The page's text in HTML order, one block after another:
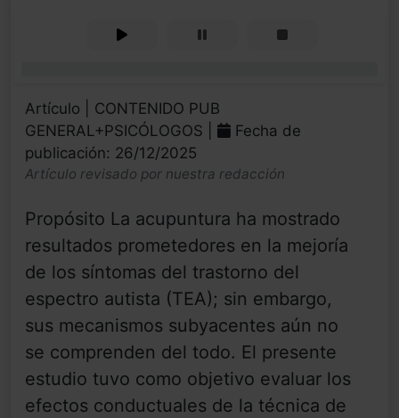
Artículo | CONTENIDO PUB
GENERAL+PSICÓLOGOS |
Fecha de
publicación: 26/12/2025
Artículo revisado por nuestra redacción
Propósito La acupuntura ha mostrado
resultados prometedores en la mejoría
de los síntomas del trastorno del
espectro autista (TEA); sin embargo,
sus mecanismos subyacentes aún no
se comprenden del todo. El presente
estudio tuvo como objetivo evaluar los
efectos conductuales de la técnica de